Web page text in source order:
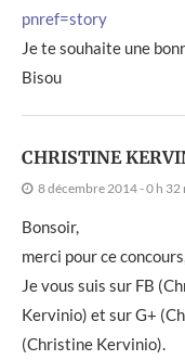
pnref=story
Je te souhaite une
Bisou
CHRISTINE
8 décembre 2014 - 0 h 32
Bonsoir,
merci pour ce
Je vous suis sur FB
Kervinio) et sur G+
(Christine Kervinio).